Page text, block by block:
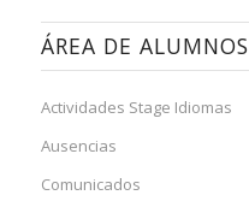
ÁREA DE ALUMNOS
Actividades Stage Idiomas
Ausencias
Comunicados